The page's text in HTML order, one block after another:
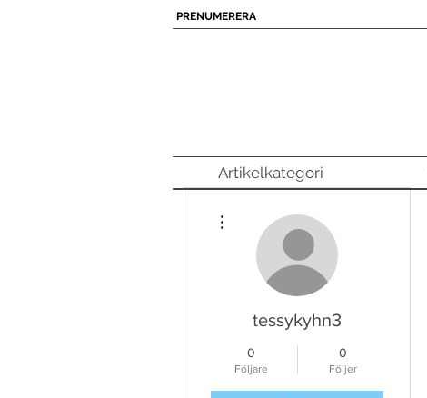
PRENUMERERA
Artikelkategori
tessykyhn3
0
Följare
0
Följer